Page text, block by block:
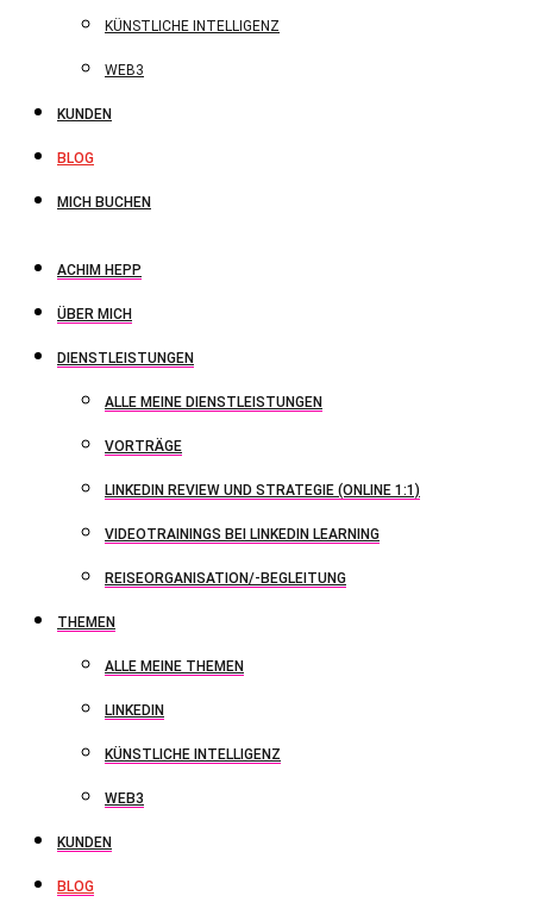
KÜNSTLICHE INTELLIGENZ
WEB3
KUNDEN
BLOG
MICH BUCHEN
ACHIM HEPP
ÜBER MICH
DIENSTLEISTUNGEN
ALLE MEINE DIENSTLEISTUNGEN
VORTRÄGE
LINKEDIN REVIEW UND STRATEGIE (ONLINE 1:1)
VIDEOTRAININGS BEI LINKEDIN LEARNING
REISEORGANISATION/-BEGLEITUNG
THEMEN
ALLE MEINE THEMEN
LINKEDIN
KÜNSTLICHE INTELLIGENZ
WEB3
KUNDEN
BLOG